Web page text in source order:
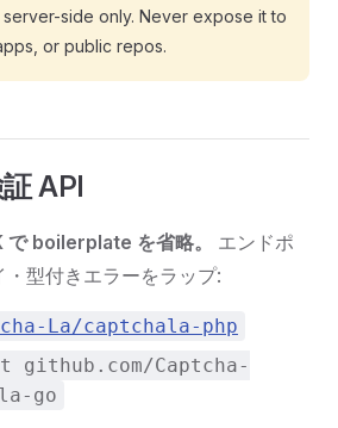
server-side only. Never expose it to
or public repos.
API
で boilerplate を省略。
エンドポ
型付きエラーをラップ:
La/captchala-php
github.com/Captcha-
go